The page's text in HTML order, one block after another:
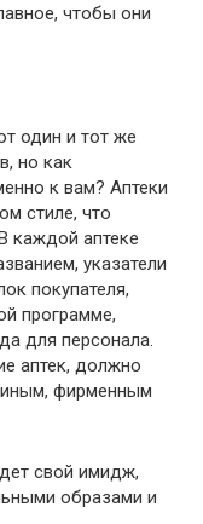
чтобы они
один и тот же
но как
к вам? Аптеки
стиле, что
каждой аптеке
указатели
покупателя,
программе,
для персонала.
аптек, должно
фирменным
свой имидж,
образами и